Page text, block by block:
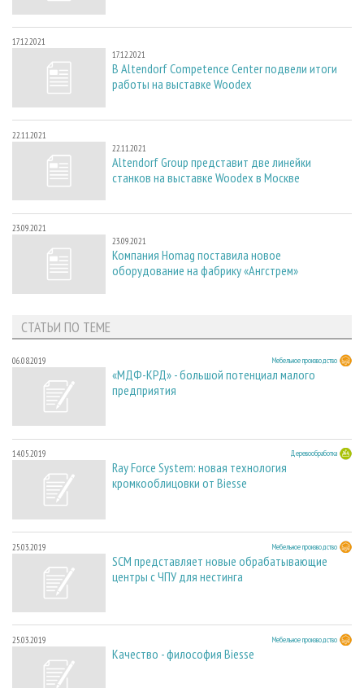
17.12.2021
17.12.2021
В Altendorf Competence Center подвели итоги
работы на выставке Woodex
22.11.2021
22.11.2021
Altendorf Group представит две линейки
станков на выставке Woodex в Москве
23.09.2021
23.09.2021
Компания Homag поставила новое
оборудование на фабрику «Ангстрем»
СТАТЬИ ПО ТЕМЕ
06.08.2019 Мебельное производство
«МДФ-КРД» - большой потенциал малого
предприятия
14.05.2019 Деревообработка
Ray Force System: новая технология
кромкооблицовки от Biesse
25.03.2019 Мебельное производство
SCM представляет новые обрабатывающие
центры с ЧПУ для нестинга
25.03.2019 Мебельное производство
Качество - философия Biesse